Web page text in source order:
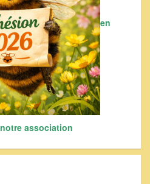
en
association